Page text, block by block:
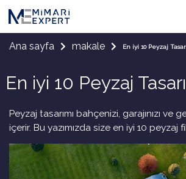
Ana sayfa makale En iyi 10 Peyzaj
En iyi 10 Peyzaj
Peyzaj tasarımı bahçenizi, garajınızı ve
içerir. Bu yazımızda size en iyi 10 peyzaj